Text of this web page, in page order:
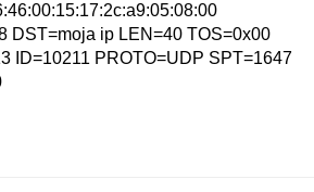
DST=moja ip LEN=40 TOS=0x00
ID=10211 PROTO=UDP SPT=1647